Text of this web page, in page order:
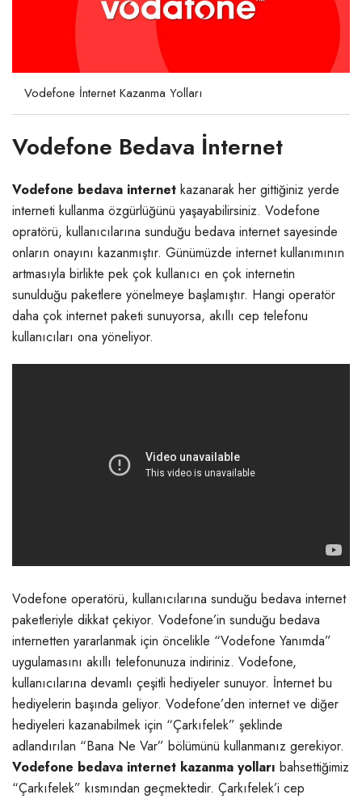
Vodefone İnternet Kazanma Yolları
Vodefone Bedava İnternet
Vodefone bedava internet kazanarak her gittiğiniz yerde
interneti kullanma özgürlüğünü yaşayabilirsiniz. Vodefone
opratörü, kullanıcılarına sunduğu bedava internet sayesinde
onların onayını kazanmıştır. Günümüzde internet kullanımının
artmasıyla birlikte pek çok kullanıcı en çok internetin
sunulduğu paketlere yönelmeye başlamıştır. Hangi operatör
daha çok internet paketi sunuyorsa, akıllı cep telefonu
kullanıcıları ona yöneliyor.
Vodefone operatörü, kullanıcılarına sunduğu bedava internet
paketleriyle dikkat çekiyor. Vodefone’in sunduğu bedava
internetten yararlanmak için öncelikle “Vodefone Yanımda”
uygulamasını akıllı telefonunuza indiriniz. Vodefone,
kullanıcılarına devamlı çeşitli hediyeler sunuyor. İnternet bu
hediyelerin başında geliyor. Vodefone’den internet ve diğer
hediyeleri kazanabilmek için “Çarkıfelek” şeklinde
adlandırılan “Bana Ne Var” bölümünü kullanmanız gerekiyor.
Vodefone bedava internet kazanma yolları bahsettiğimiz
“Çarkıfelek” kısmından geçmektedir. Çarkıfelek’i cep